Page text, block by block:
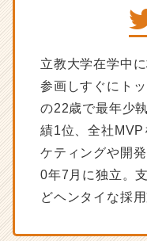
人
事
用
当
者
向
採
用
ノ
立教大学在学中
参画しすぐにト
の22歳で最年少
績1位、全社
ケティングや開
0年7月に独立。
どヘンタイな採用